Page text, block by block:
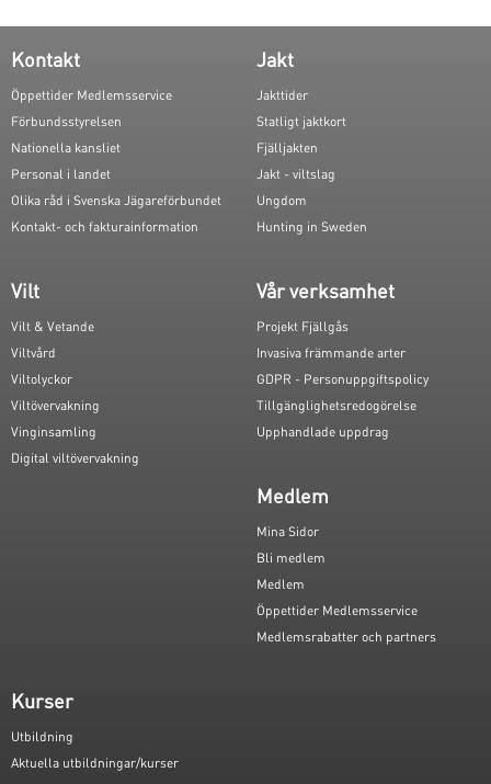
Kontakt
Öppettider Medlemsservice
Förbundsstyrelsen
Nationella kansliet
Personal i landet
Olika råd i Svenska Jägareförbundet
Kontakt- och fakturainformation
Jakt
Jakttider
Statligt jaktkort
Fjälljakten
Jakt - viltslag
Ungdom
Hunting in Sweden
Vilt
Vilt & Vetande
Viltvård
Viltolyckor
Viltövervakning
Vinginsamling
Digital viltövervakning
Vår verksamhet
Projekt Fjällgås
Invasiva främmande arter
GDPR - Personuppgiftspolicy
Tillgänglighetsredogörelse
Upphandlade uppdrag
Medlem
Mina Sidor
Bli medlem
Medlem
Öppettider Medlemsservice
Medlemsrabatter och partners
Kurser
Utbildning
Aktuella utbildningar/kurser